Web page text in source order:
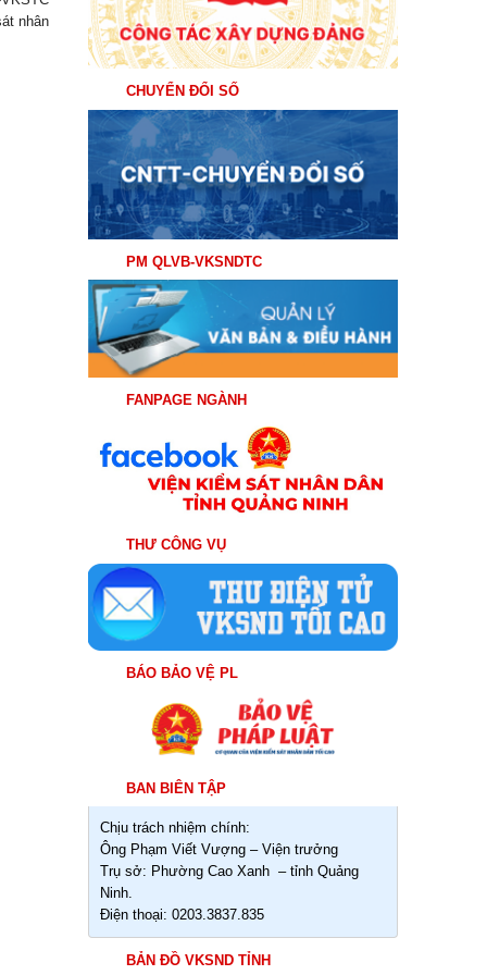
nhân
CHUYỂN ĐỔI SỐ
PM QLVB-VKSNDTC
FANPAGE NGÀNH
THƯ CÔNG VỤ
BÁO BẢO VỆ PL
BAN BIÊN TẬP
Chịu trách nhiệm chính:
Ông Phạm Viết Vượng – Viện trưởng
Trụ sở: Phường Cao Xanh – tỉnh Quảng
Ninh.
Điện thoại: 0203.3837.835
BẢN ĐỒ VKSND TỈNH